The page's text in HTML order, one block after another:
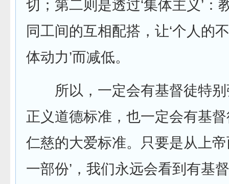
切；第二则是透过‘集体主义’：
同工间的互相配搭，让‘个人的
体动力’而减低。
所以，一定会有基督徒特别
正义道德标准，也一定会有基
仁慈的大爱标准。只要是从上帝
一部份’，我们永远会看到有基